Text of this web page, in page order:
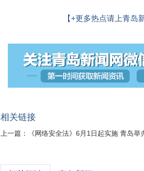
【+更多热点请上青岛
相关链接
上一篇： 《网络安全法》6月1日起实施 青岛举